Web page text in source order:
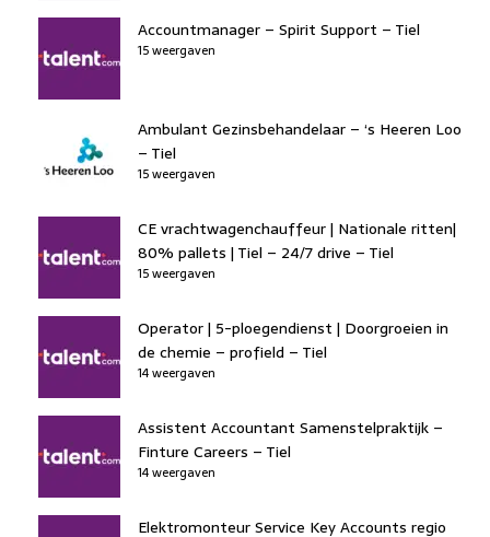
Accountmanager – Spirit Support – Tiel
15 weergaven
Ambulant Gezinsbehandelaar – ‘s Heeren Loo
– Tiel
15 weergaven
CE vrachtwagenchauffeur | Nationale ritten|
80% pallets | Tiel – 24/7 drive – Tiel
15 weergaven
Operator | 5-ploegendienst | Doorgroeien in
de chemie – profield – Tiel
14 weergaven
Assistent Accountant Samenstelpraktijk –
Finture Careers – Tiel
14 weergaven
Elektromonteur Service Key Accounts regio